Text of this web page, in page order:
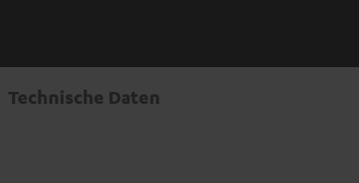
Technische Daten